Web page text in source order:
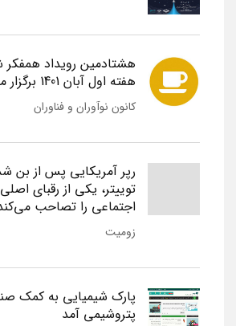
هشتادمین رویداد همفکر
هفته اول آبان 1401 برگزار می شود
کانون نوآوران و فناوران
رپر آمریکایی پس از بن
توییتر، یکی از رقبای
اجتماعی را تصاحب
زومیت
پارک شیمیایی به کمک
پتروشیمی آمد